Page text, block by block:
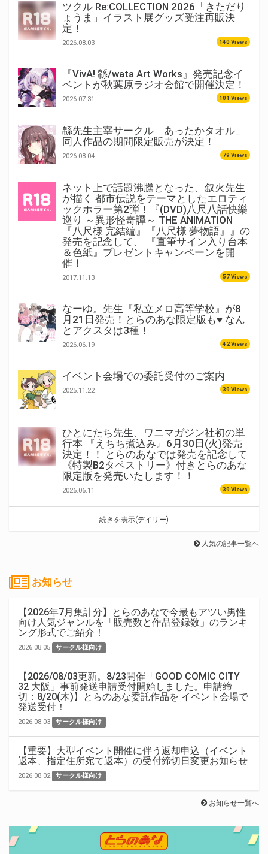
ツクル Re:COLLECTION 2026「きただり
ょうま」イラスト展グッズ受注再販決
定！
2026.08.03 140 Views
『VivA! 緜/wata Art Works』発売記念イ
ベントが秋葉原ラジオ会館で開催決定！
2026.07.31 101 Views
緜先生主宰サークル「あったかタオル」
同人作品の期間限定販売が決定！
2026.08.04 79 Views
ネット上で話題沸騰となった、叙火先生
が描く 都市伝説をテーマとしたエロティ
ックホラー第2弾！『(DVD)八尺八話快樂
巡り ～異形怪奇譚～ THE ANIMATION
『八尺様 完結編』『八尺様 夢物語』』の
発売を記念して、 『直筆サイン入り台本
＆色紙』プレゼントキャンペーンを開
催！
2017.11.13 57 Views
なーゆ。先生『私立メロ高等学校』が8
月21日発売！とらのあな限定版も♥ なん
とアクスタは3種！
2026.06.19 42 Views
イベント会場での委託受付のご案内
2025.11.22 39 Views
ひとにたち先生、ワニマガジン社初の単
行本 『えちち煮込み』6月30日(火)発売
決定！！ とらのあなでは発売を記念して
《特製B2タペストリー》付きとらのあな
限定版を発売いたします！！
2026.06.11 39 Views
続きを表示(デイリー)
人気の記事一覧へ
お知らせ
【2026年7月集計分】とらのあなで今最もアツい男性
向け人気ジャンルを「販売数と作品登録数」のランキ
ング形式でご紹介！
2026.08.05 サークル様向け
【2026/08/03更新。8/23開催「GOOD COMIC CITY
32 大阪」事前発送申請受付開始しました。申請締
切：8/20(木)】とらのあな委託作品を イベント会場で
発送受付！
2026.08.03 サークル様向け
【重要】大型イベント開催に伴う返却申込（イベント
返本、指定住所宛て返本）の受付締切日変更お知らせ
2026.08.02 サークル様向け
お知らせ一覧へ